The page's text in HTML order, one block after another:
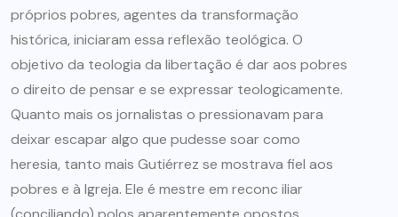
próprios pobres, agentes da transformação
histórica, iniciaram essa reflexão teológica. O
objetivo da teologia da libertação é dar aos pobres
o direito de pensar e se expressar teologicamente.
Quanto mais os jornalistas o pressionavam para
deixar escapar algo que pudesse soar como
heresia, tanto mais Gutiérrez se mostrava fiel aos
pobres e à Igreja. Ele é mestre em reconc iliar